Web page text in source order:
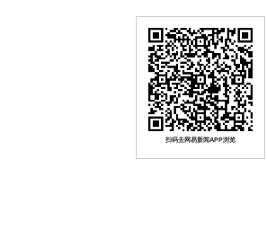
扫码去网易新闻APP浏览